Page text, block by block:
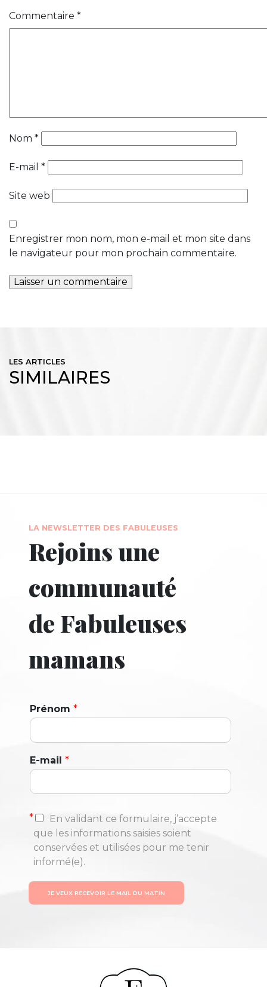
Commentaire *
Nom *
E-mail *
Site web
Enregistrer mon nom, mon e-mail et mon site dans
le navigateur pour mon prochain commentaire.
LES ARTICLES
SIMILAIRES
LA NEWSLETTER DES FABULEUSES
Rejoins une
communauté
de Fabuleuses
mamans
Prénom *
E-mail *
*
En validant ce formulaire, j’accepte
que les informations saisies soient
conservées et utilisées pour me tenir
informé(e).
JE VEUX RECEVOIR LE MAIL DU MATIN